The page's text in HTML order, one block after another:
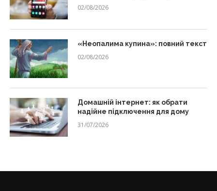
02/08/2026
«Неопалима купина»: повний текст
02/08/2026
Домашній інтернет: як обрати
надійне підключення для дому
31/07/2026